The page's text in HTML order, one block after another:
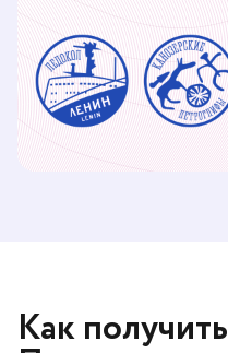
Как получить